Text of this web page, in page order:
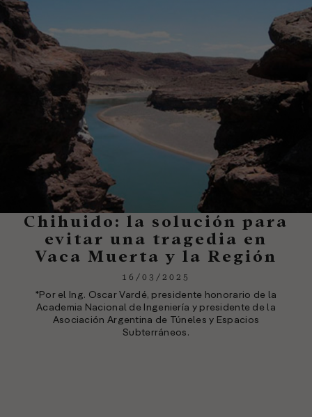
Chihuido: la solución para
evitar una tragedia en
Vaca Muerta y la Región
16/03/2025
*Por el Ing. Oscar Vardé, presidente honorario de la
Academia Nacional de Ingeniería y presidente de la
Asociación Argentina de Túneles y Espacios
Subterráneos.